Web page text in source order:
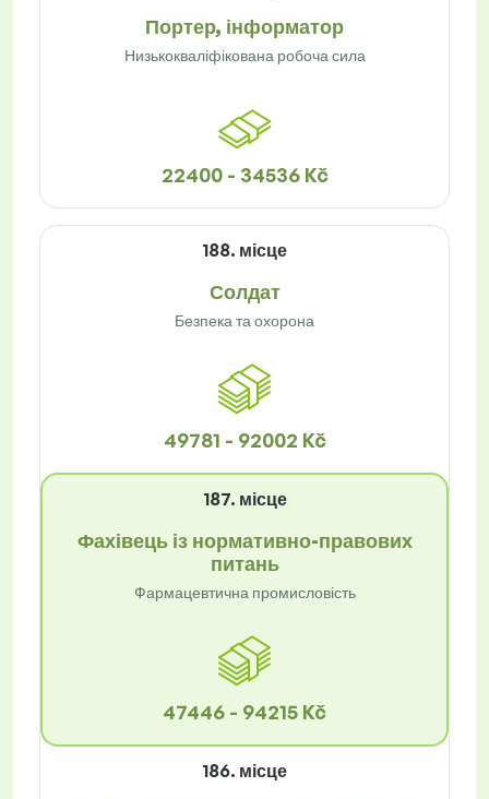
Портер, інформатор
Низькокваліфікована робоча сила
22400 - 34536 Kč
188. місце
Солдат
Безпека та охорона
49781 - 92002 Kč
187. місце
Фахівець із нормативно-правових
питань
Фармацевтична промисловість
47446 - 94215 Kč
186. місце